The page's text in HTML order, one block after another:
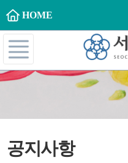
HOME
공지사항